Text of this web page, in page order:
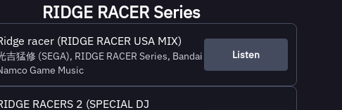
RIDGE RACER Series
racer (RIDGE RACER USA MIX)
吉猛修 (SEGA), RIDGE RACER Series, Bandai
Game Music
Listen
RACERS 2 (SPECIAL DJ